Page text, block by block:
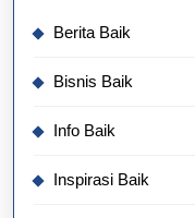
Berita Baik
Bisnis Baik
Info Baik
Inspirasi Baik